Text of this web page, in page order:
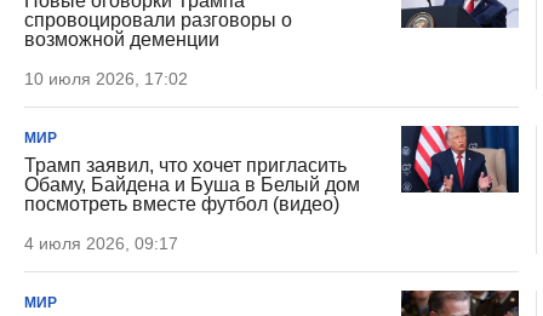
спровоцировали разговоры о
возможной деменции
10 июля 2026, 17:02
МИР
Трамп заявил, что хочет пригласить
Обаму, Байдена и Буша в Белый дом
посмотреть вместе футбол (видео)
4 июля 2026, 09:17
МИР